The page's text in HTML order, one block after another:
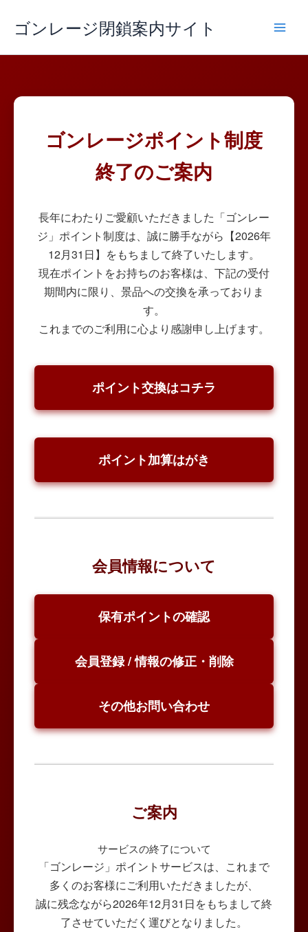
ス
ゴンレージ閉鎖案内サイト
ゴンレージポイント制度
終了のご案内
長年にわたりご愛顧いただきました「ゴンレー
ジ」ポイント制度は、誠に勝手ながら【2026年
12月31日】をもちまして終了いたします。
現在ポイントをお持ちのお客様は、下記の受付
期間内に限り、景品への交換を承っておりま
す。
これまでのご利用に心より感謝申し上げます。
ポイント交換はコチラ
ポイント加算はがき
会員情報について
保有ポイントの確認
会員登録 / 情報の修正・削除
その他お問い合わせ
ご案内
サービスの終了について
「ゴンレージ」ポイントサービスは、これまで
多くのお客様にご利用いただきましたが、
誠に残念ながら2026年12月31日をもちまして終
了させていただく運びとなりました。